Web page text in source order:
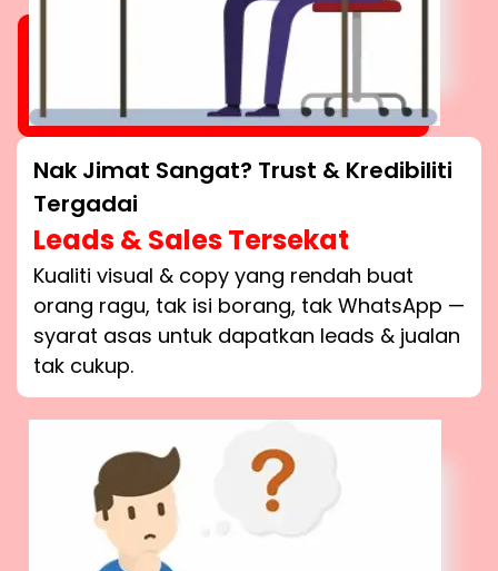
Nak Jimat Sangat? Trust & Kredibiliti
Tergadai
Leads & Sales Tersekat
Kualiti visual & copy yang rendah buat
orang ragu, tak isi borang, tak WhatsApp —
syarat asas untuk dapatkan leads & jualan
tak cukup.